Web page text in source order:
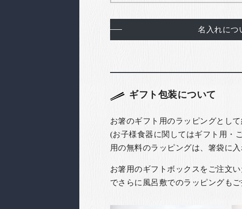
名入れにつ
ギフト包装について
お箸のギフト用のラッピングとし
(お子様食器に関してはギフト用・
用の無料のラッピングは、箸袋に
お箸用のギフトボックスをご注文
でさらに風呂敷でのラッピングも